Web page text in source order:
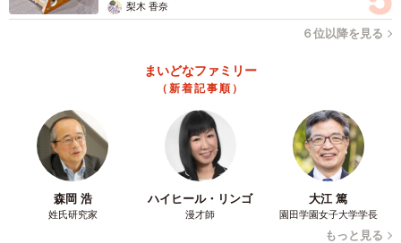
梨木 香奈
６位以降を見る
まいどなファミリー
（新着記事順）
森岡 浩
姓氏研究家
ハイヒール・リンゴ
漫才師
大江 篤
園田学園女子大学学長
もっと見る